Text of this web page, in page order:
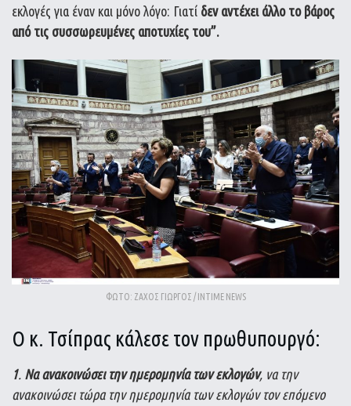
εκλογές για έναν και μόνο λόγο: Γιατί δεν αντέχει άλλο το βάρος
από τις συσσωρευμένες αποτυχίες του”.
ΦΩΤΟ: ΖΑΧΟΣ ΓΙΩΡΓΟΣ / INTIME NEWS
Ο κ. Τσίπρας κάλεσε τον πρωθυπουργό:
1. Να ανακοινώσει την ημερομηνία των εκλογών, να την
ανακοινώσει τώρα την ημερομηνία των εκλογών τον επόμενο